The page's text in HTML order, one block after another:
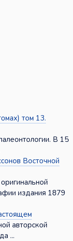
том 13.
В 15
Восточной
издания 1879
авторской
...